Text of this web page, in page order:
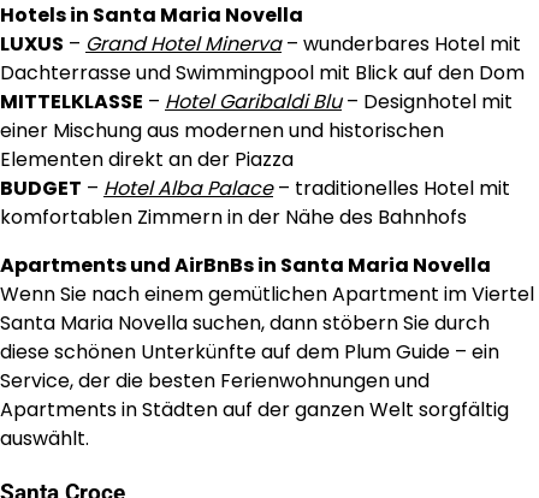
Hotels in Santa Maria Novella
LUXUS – Grand Hotel Minerva– wunderbares Hotel mit
Dachterrasse und Swimmingpool mit Blick auf den Dom
MITTELKLASSE – Hotel Garibaldi Blu– Designhotel mit
einer Mischung aus modernen und historischen
Elementen direkt an der Piazza
BUDGET – Hotel Alba Palace– traditionelles Hotel mit
komfortablen Zimmern in der Nähe des Bahnhofs
Apartments und AirBnBs in Santa Maria Novella
Wenn Sie nach einem gemütlichen Apartment im Viertel
Santa Maria Novella suchen, dann stöbern Sie durch
diese schönen Unterkünfte auf dem Plum Guide – ein
Service, der die besten Ferienwohnungen und
Apartments in Städten auf der ganzen Welt sorgfältig
auswählt.